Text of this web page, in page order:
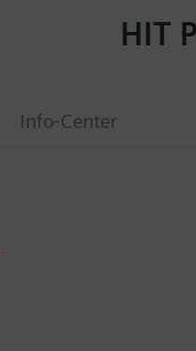
Info-Center
HIT